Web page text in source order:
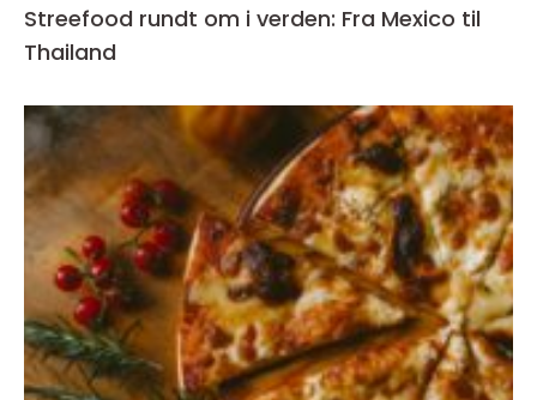
Streefood rundt om i verden: Fra Mexico til
Thailand